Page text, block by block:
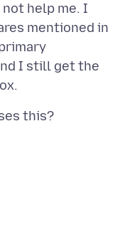
not help me. I
mentioned in
I still get the